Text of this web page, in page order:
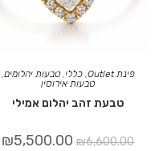
פינת Outlet ,כללי,טבעות יהלומים,
טבעות אירוסין
טבעת זהב יהלום אמילי
₪6,600.00
₪5,500.00